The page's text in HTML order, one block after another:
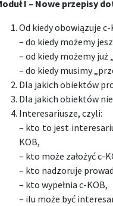
I – Nowe przepisy
Od kiedy obowiązuje
– do kiedy możemy
– od kiedy możemy już
– do kiedy musimy
Dla jakich obiektów
Dla jakich obiektów
Interesariusze, czyli:
– kto to jest
KOB,
– kto może założyć c-
– kto nadzoruje
– kto wypełnia c-KOB,
– ilu może być